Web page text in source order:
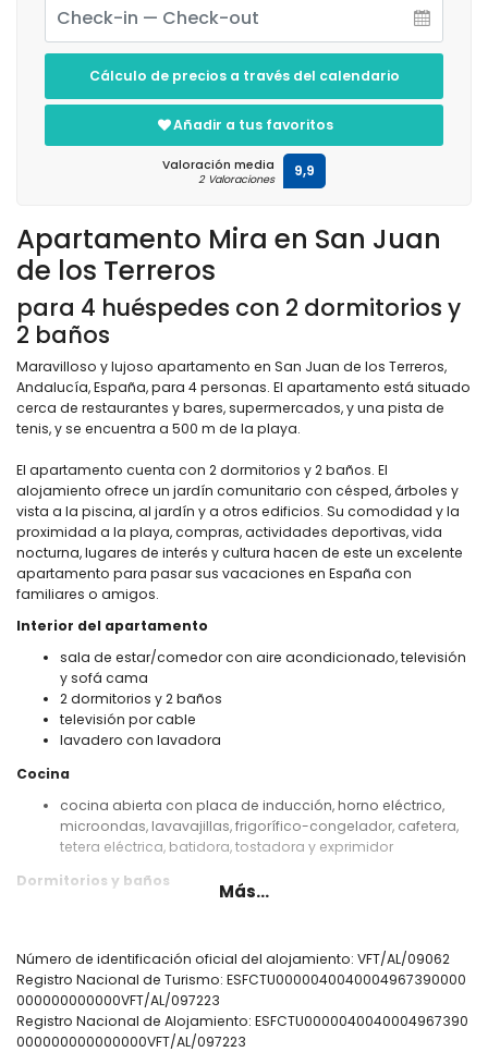
Apartamento Mira en San Juan
de los Terreros
para 4 huéspedes con 2 dormitorios y
2 baños
Maravilloso y lujoso apartamento en San Juan de los Terreros,
Andalucía, España, para 4 personas. El apartamento está situado
cerca de restaurantes y bares, supermercados, y una pista de
tenis, y se encuentra a 500 m de la playa.
El apartamento cuenta con 2 dormitorios y 2 baños. El
alojamiento ofrece un jardín comunitario con césped, árboles y
vista a la piscina, al jardín y a otros edificios. Su comodidad y la
proximidad a la playa, compras, actividades deportivas, vida
nocturna, lugares de interés y cultura hacen de este un excelente
apartamento para pasar sus vacaciones en España con
familiares o amigos.
Interior del apartamento
sala de estar/comedor con aire acondicionado, televisión
y sofá cama
2 dormitorios y 2 baños
televisión por cable
lavadero con lavadora
Cocina
cocina abierta con placa de inducción, horno eléctrico,
microondas, lavavajillas, frigorífico-congelador, cafetera,
tetera eléctrica, batidora, tostadora y exprimidor
Dormitorios y baños
dormitorio con aire acondicionado y 2 camas individuales
(200 por 90 cm)
baño en suite con lavabo, ducha, inodoro y secador de
pelo
baño con lavabo, ducha e inodoro
Más...
Número de identificación oficial del alojamiento: VFT/AL/09062
Registro Nacional de Turismo: ESFCTU0000040040004967390000
000000000000VFT/AL/097223
Registro Nacional de Alojamiento: ESFCTU0000040040004967390
000000000000000VFT/AL/097223
Cálculo de precios a través del calendario
Añadir a tus favoritos
Valoración media
2 Valoraciones 9,9